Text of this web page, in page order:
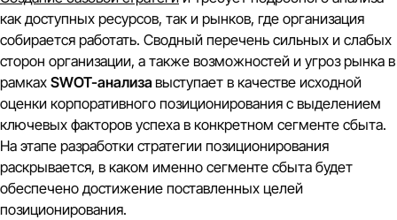
как доступных ресурсов, так и рынков, где организация
собирается работать. Сводный перечень сильных и слабых
сторон организации, а также возможностей и угроз рынка в
рамках SWOT-анализа выступает в качестве исходной
оценки корпоративного позиционирования с выделением
ключевых факторов успеха в конкретном сегменте сбыта.
На этапе разработки стратегии позиционирования
раскрывается, в каком именно сегменте сбыта будет
обеспечено достижение поставленных целей
позиционирования.